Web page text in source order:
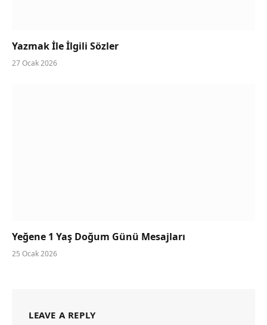
Yazmak İle İlgili Sözler
27 Ocak 2026
Yeğene 1 Yaş Doğum Günü Mesajları
25 Ocak 2026
LEAVE A REPLY